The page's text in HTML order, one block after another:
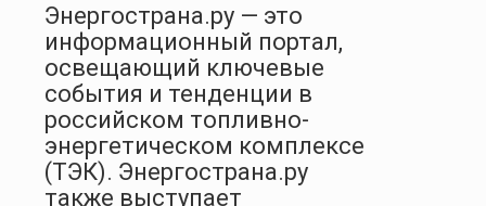
Энергострана.ру — это
информационный портал,
освещающий ключевые
события и тенденции в
российском топливно-
энергетическом комплексе
(ТЭК). Энергострана.ру
также выступает